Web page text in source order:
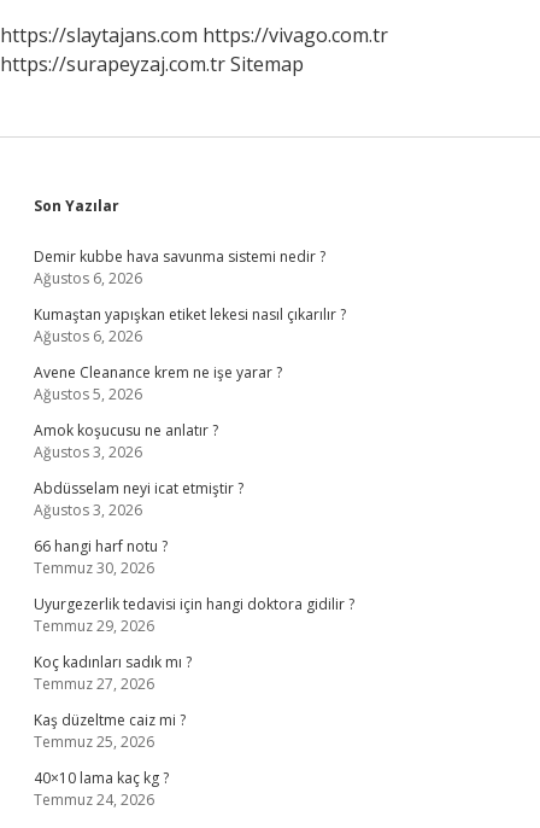
https://slaytajans.com https://vivago.com.tr
https://surapeyzaj.com.trSitemap
Sidebar
Son Yazılar
Demir kubbe hava savunma sistemi nedir ?
Ağustos 6, 2026
Kumaştan yapışkan etiket lekesi nasıl çıkarılır ?
Ağustos 6, 2026
Avene Cleanance krem ne işe yarar ?
Ağustos 5, 2026
Amok koşucusu ne anlatır ?
Ağustos 3, 2026
Abdüsselam neyi icat etmiştir ?
Ağustos 3, 2026
66 hangi harf notu ?
Temmuz 30, 2026
Uyurgezerlik tedavisi için hangi doktora gidilir ?
Temmuz 29, 2026
Koç kadınları sadık mı ?
Temmuz 27, 2026
Kaş düzeltme caiz mi ?
Temmuz 25, 2026
40×10 lama kaç kg ?
Temmuz 24, 2026